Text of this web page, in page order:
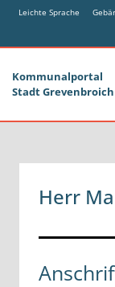
Zum Hauptinhalt
Zum Header
Zum Hauptinhalt
Zum Footer
Leichte Sprache
Kommunalportal
Stadt Grevenbroich
Herr